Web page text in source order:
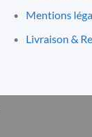
Mentions lé
Livraison &